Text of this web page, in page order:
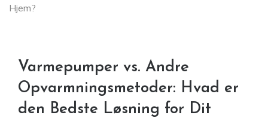
Hjem?
Varmepumper vs. Andre
Opvarmningsmetoder: Hvad er
den Bedste Løsning for Dit